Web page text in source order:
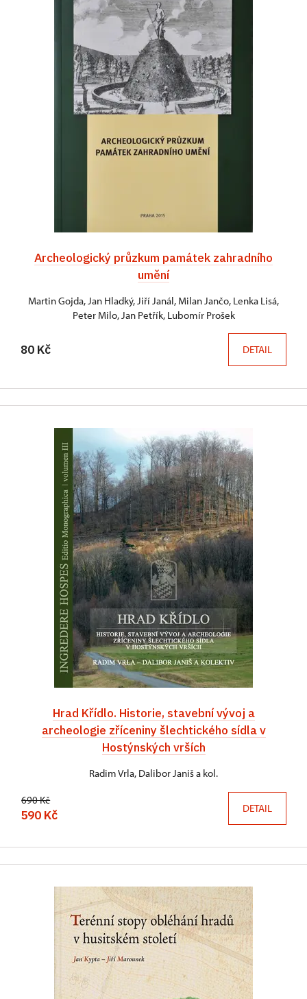
Archeologický průzkum památek zahradního
umění
Martin Gojda, Jan Hladký, Jiří Janál, Milan Jančo, Lenka Lisá,
Peter Milo, Jan Petřík, Lubomír Prošek
80 Kč DETAIL
Hrad Křídlo. Historie, stavební vývoj a
archeologie zříceniny šlechtického sídla v
Hostýnských vrších
Radim Vrla, Dalibor Janiš a kol.
690 Kč
590 Kč DETAIL